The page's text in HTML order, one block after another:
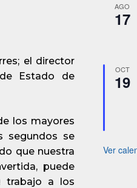
el director
Estado de
los mayores
segundos se
que nuestra
puede
trabajo a los
AGO
17
OCT
19
Ver